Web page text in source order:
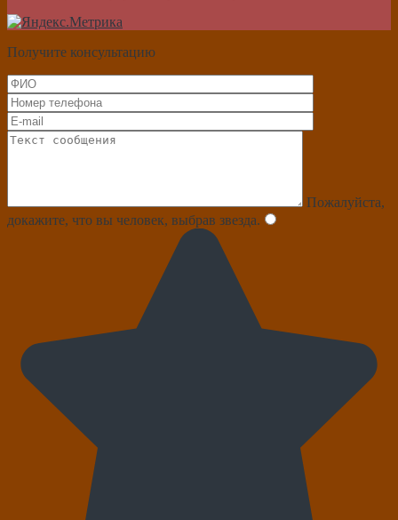
Получите консультацию
Пожалуйста,
докажите, что вы человек, выбрав звезда.